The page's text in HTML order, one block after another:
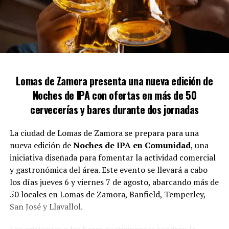
Medidas cautelares y protección
descontento con la respuesta de las fuerzas de
seguridad cuando ha solicitado asistencia. «Al llamar al
911, les muestro la medida cautelar y, a pesar de ello, no
toman las acciones necesarias, dejándome
desprotegida», criticó.
Gloria también cuestionó la efectividad de la aplicación
Alerta Lomas y mencionó que la protección asignada
nunca se implementó adecuadamente. A pesar de las
denuncias por posibles irregularidades en la propiedad
del vecino, afirmó que las multas impuestas no han
Lomas de Zamora presenta una nueva edición de
Noches de IPA con ofertas en más de 50
cervecerías y bares durante dos jornadas
La ciudad de Lomas de Zamora se prepara para una
nueva edición deNoches de IPA en Comunidad, una
iniciativa diseñada para fomentar la actividad comercial
y gastronómica del área. Este evento se llevará a cabo
los días jueves 6 y viernes 7 de agosto, abarcando más de
50 locales en Lomas de Zamora, Banfield, Temperley,
San José y Llavallol.